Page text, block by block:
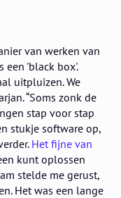
van werken van
een 'black box'.
uitpluizen. We
“Soms zonk de
stap voor stap
stukje software op,
Het fijne van
kunt oplossen
stelde me gerust,
Het was een lange